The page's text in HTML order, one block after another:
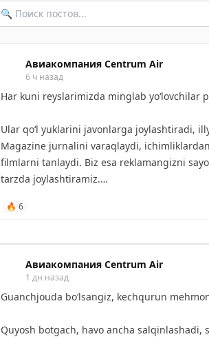
Авиакомпания Centrum Air
6 ч назад
Har kuni reyslarimizda minglab yo‘lovchilar
Ular qo‘l yuklarini javonlarga joylashtiradi,
Magazine jurnalini varaqlaydi,
filmlarni tanlaydi. Biz esa reklamangizni
tarzda joylashtiramiz.
Ikkinchi postda brendingiz uchun samolyot
xabar yuboring.
🔥 6
Авиакомпания Centrum Air
1 дн назад
Guanchjouda bo‘lsangiz, kechqurun
Quyosh botgach, havo ancha